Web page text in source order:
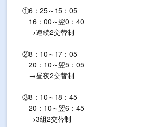
①6：25～15：05
16：00～翌0：40
→連続2交替制
②8：10～17：05
20：10～翌5：05
→昼夜2交替制
③8：10～18：45
20：10～翌6：45
→3組2交替制